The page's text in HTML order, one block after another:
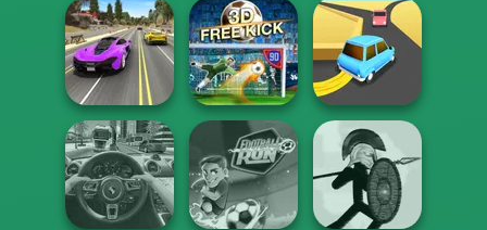
Around the
Worlds Pizza
Age of War 2 Parking Fury 3
Street Car Race
Ultimate
Free Kick Classic Turn Turn